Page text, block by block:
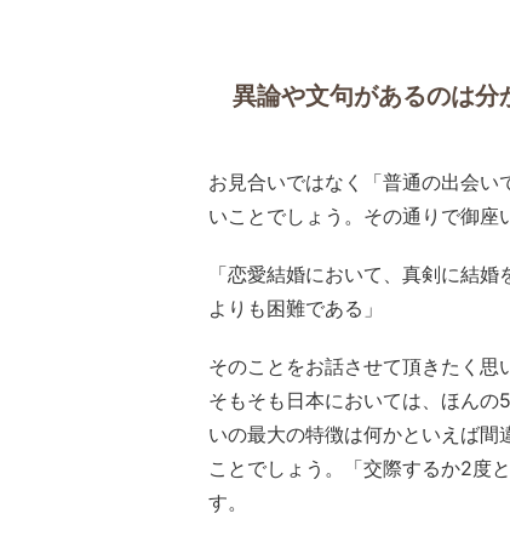
異論や文句があるのは分
お見合いではなく「普通の出会い
いことでしょう。その通りで御座
「恋愛結婚において、真剣に結
よりも困難である」
そのことをお話させて頂きたく思
そもそも日本においては、ほん
いの最大の特徴は何かといえば間
ことでしょう。「交際するか2度
す。